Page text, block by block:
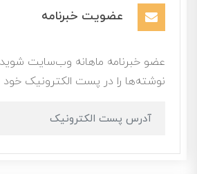
عضویت خبرنامه
عضو خبرنامه ماهانه وب‌سایت شوید
نوشته‌ها را در پست الکترونیک خود